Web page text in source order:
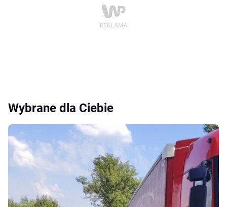
Wybrane dla Ciebie